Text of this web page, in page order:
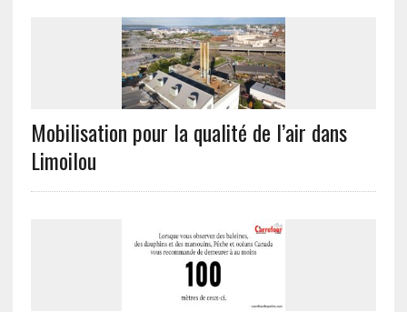
Mobilisation pour la qualité de l’air dans
Limoilou